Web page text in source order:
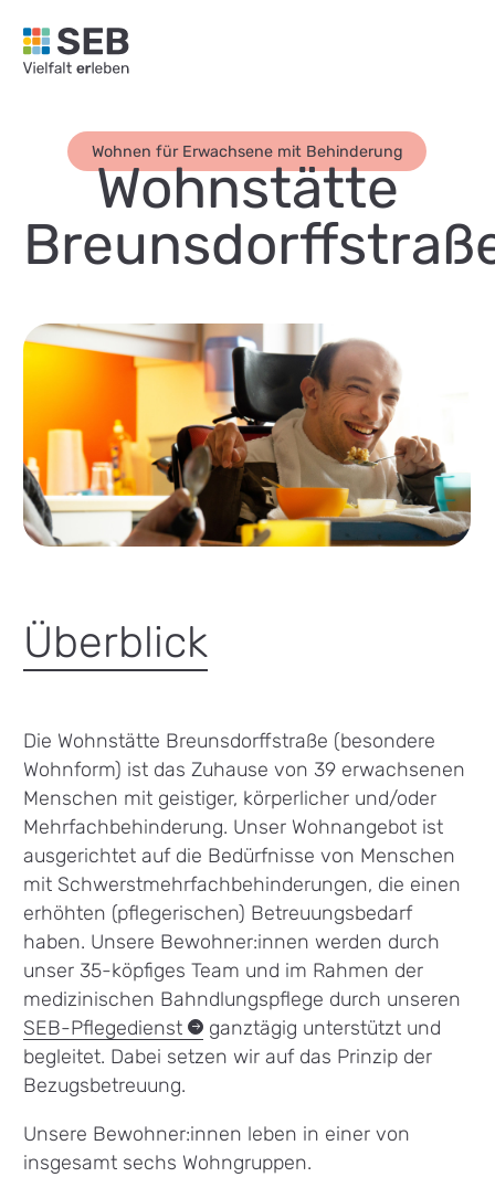
SEB Leipzig, Vielfalt erleben - zur Startseite
Wohnen für Erwachsene mit Behinderung
Wohnstätte
Überblick
Die Wohnstätte Breunsdorffstraße (besondere
Wohnform) ist das Zuhause von 39 erwachsenen
Menschen mit geistiger, körperlicher und/oder
Mehrfachbehinderung. Unser Wohnangebot ist
ausgerichtet auf die Bedürfnisse von Menschen
mit Schwerstmehrfachbehinderungen, die einen
erhöhten (pflegerischen) Betreuungsbedarf
haben. Unsere Bewohner:innen werden durch
unser 35-köpfiges Team und im Rahmen der
medizinischen Bahndlungspflege durch unseren
SEB-Pflegedienst
ganztägig unterstützt und
begleitet. Dabei setzen wir auf das Prinzip der
Bezugsbetreuung.
Unsere Bewohner:innen leben in einer von
insgesamt sechs Wohngruppen.